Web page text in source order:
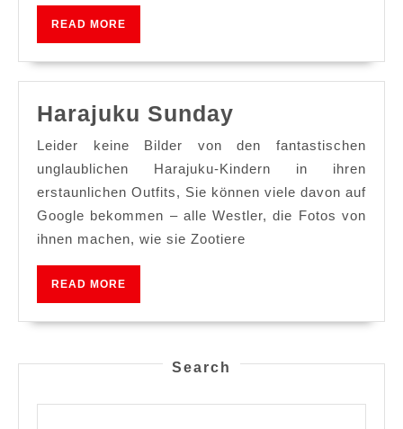
READ MORE
Harajuku Sunday
Sunday
Leider keine Bilder von den fantastischen
unglaublichen Harajuku-Kindern in ihren
erstaunlichen Outfits, Sie können viele davon auf
Google bekommen – alle Westler, die Fotos von
ihnen machen, wie sie Zootiere
READ MORE
Search